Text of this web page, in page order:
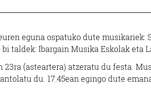
eguna ospatuko dute
taldek: Ibargain Musika Eskolak eta
23ra (asteartera) atzeratu du festa.
du. 17:45ean egingo dute